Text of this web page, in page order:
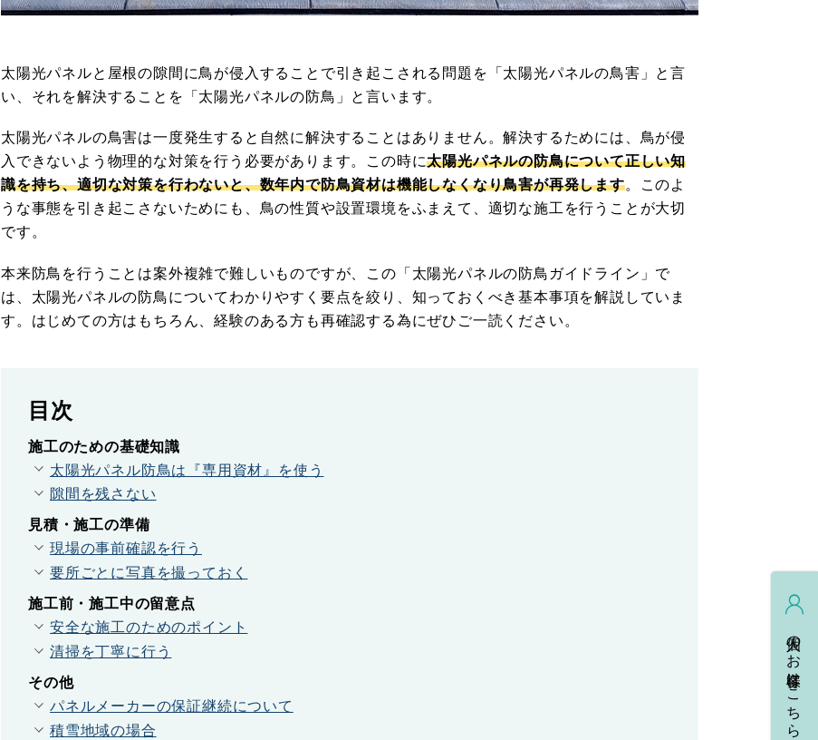
個人のお客様はこちら
太陽光パネルと屋根の隙間に鳥が侵入することで引き起こされる問題を「太陽光パネルの鳥害」と言
い、それを解決することを「太陽光パネルの防鳥」と言います。
太陽光パネルの鳥害は一度発生すると自然に解決することはありません。解決するためには、鳥が侵
入できないよう物理的な対策を行う必要があります。この時に太陽光パネルの防鳥について正しい知
識を持ち、適切な対策を行わないと、数年内で防鳥資材は機能しなくなり鳥害が再発します。このよ
うな事態を引き起こさないためにも、鳥の性質や設置環境をふまえて、適切な施工を行うことが大切
です。
本来防鳥を行うことは案外複雑で難しいものですが、この「太陽光パネルの防鳥ガイドライン」で
は、太陽光パネルの防鳥についてわかりやすく要点を絞り、知っておくべき基本事項を解説していま
す。はじめての方はもちろん、経験のある方も再確認する為にぜひご一読ください。
目次
施工のための基礎知識
太陽光パネル防鳥は『専用資材』を使う
隙間を残さない
見積・施工の準備
現場の事前確認を行う
要所ごとに写真を撮っておく
施工前・施工中の留意点
安全な施工のためのポイント
清掃を丁寧に行う
その他
パネルメーカーの保証継続について
積雪地域の場合